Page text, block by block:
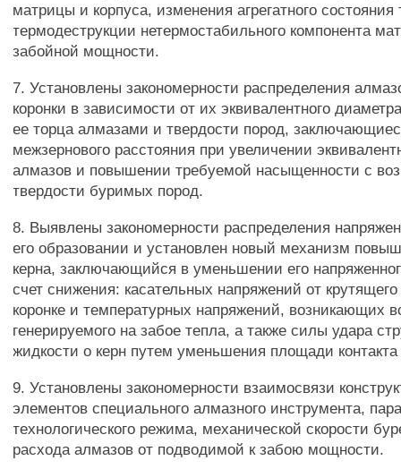
матрицы и корпуса, изменения агрегатного состояния
термодеструкции нетермостабильного компонента
забойной мощности.
7. Установлены закономерности распределения
коронки в зависимости от их эквивалентного
ее торца алмазами и твердости пород,
межзернового расстояния при увеличении
алмазов и повышении требуемой насыщенности с
твердости буримых пород.
8. Выявлены закономерности распределения
его образовании и установлен новый механизм
керна, заключающийся в уменьшении его
счет снижения: касательных напряжений от
коронке и температурных напряжений, возникающих
генерируемого на забое тепла, а также силы удара
жидкости о керн путем уменьшения площади контакта
9. Установлены закономерности взаимосвязи
элементов специального алмазного инструмента,
технологического режима, механической скорости
расхода алмазов от подводимой к забою мощности.